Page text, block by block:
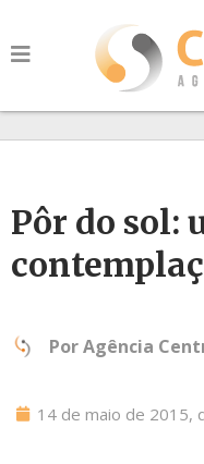
Pôr do sol:
PorAgência
14 de maio de 2015,